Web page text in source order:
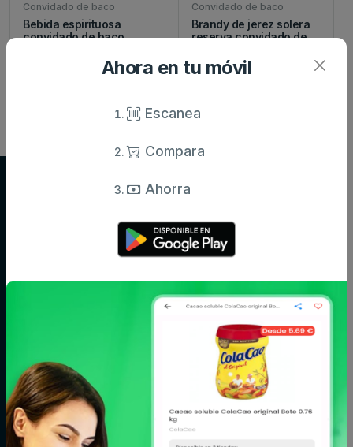
Convidado de baco
Bebida espirituosa
convidado de baco
Convidado de baco
Brandy de jerez solera
reserva convidado de
6 €
Ahora en tu móvil
Escanea
Compara
Ahorra
Información actualizada de miles de productos.
Aperitivos
Arroz,
legumbres y
pasta
chocolate
Bebé
Bodega